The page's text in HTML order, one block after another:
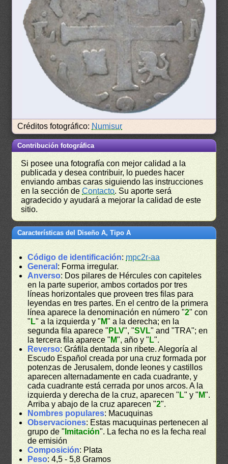
Créditos fotográfico: Numisur
Contribución fotográfica
Si posee una fotografía con mejor calidad a la
publicada y desea contribuir, lo puedes hacer
enviando ambas caras siguiendo las instrucciones
en la sección deContacto. Su aporte será
agradecido y ayudará a mejorar la calidad de este
sitio.
Características del Diseño A, Tipo A
Código de identificación: mpc2r-aa
General : Forma irregular.
Anverso: Dos pilares de Hércules con capiteles
en la parte superior, ambos cortados por tres
líneas horizontales que proveen tres filas para
leyendas en tres partes. En el centro de la primera
línea aparece la denominación en número "2" con
" L" a la izquierda y " M" a la derecha; en la
segunda fila aparece " PLV", "SVL" and "TRA"; en
la tercera fila aparece " M", año y " L".
Reverso: Gráfila dentada sin ribete. Alegoría al
Escudo Español creada por una cruz formada por
potenzas de Jerusalem, donde leones y castillos
aparecen alternadamente en cada cuadrante, y
cada cuadrante está cerrada por unos arcos. A la
izquierda y derecha de la cruz, aparecen " L" y " M".
Arriba y abajo de la cruz aparecen "2".
Nombres populares: Macuquinas
Observaciones: Estas macuquinas pertenecen al
grupo de " Imitación". La fecha no es la fecha real
de emisión
Composición: Plata
Peso: 4,5 - 5,8 Gramos